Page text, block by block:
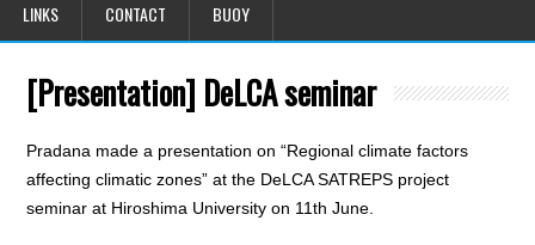
LINKS CONTACT BUOY
[Presentation] DeLCA seminar
Pradana made a presentation on “Regional climate factors
affecting climatic zones” at the DeLCA SATREPS project
seminar at Hiroshima University on 11th June.